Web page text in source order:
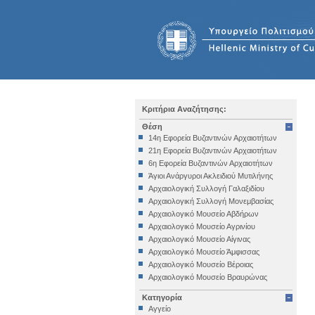
Κριτήρια Αναζήτησης:
Θέση
14η Εφορεία Βυζαντινών Αρχαιοτήτων
21η Εφορεία Βυζαντινών Αρχαιοτήτων
6η Εφορεία Βυζαντινών Αρχαιοτήτων
Άγιοι Ανάργυροι Ακλειδιού Μυτιλήνης
Αρχαιολογική Συλλογή Γαλαξιδίου
Αρχαιολογική Συλλογή Μονεμβασίας
Αρχαιολογικό Μουσείο Αβδήρων
Αρχαιολογικό Μουσείο Αγρινίου
Αρχαιολογικό Μουσείο Αίγινας
Αρχαιολογικό Μουσείο Άμφισσας
Αρχαιολογικό Μουσείο Βέροιας
Αρχαιολογικό Μουσείο Βραυρώνας
Αρχαιολογικό Μουσείο Δελφών
Αρχαιολογικό Μουσείο Ηγουμενίτσας
Κατηγορία
Αγγείο